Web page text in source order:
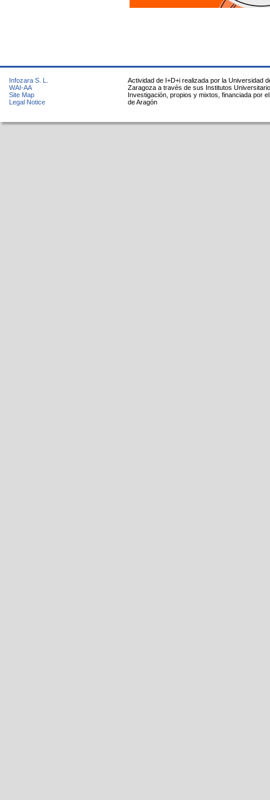
Infozara S. L.
WAI-AA
Site Map
Legal Notice
Actividad de I+D+i realizada por la Universidad
Zaragoza a través de sus Institutos
Investigación, propios y mixtos, financiada por
de Aragón